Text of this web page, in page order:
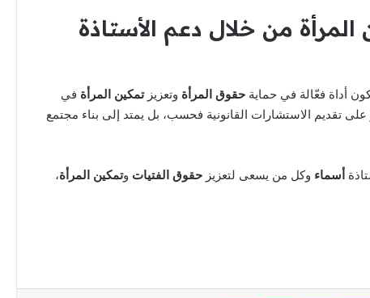
من خلال دعم الأستاذة
أداة فعّالة في حماية حقوق المرأة وتعزيزتمكين المرأة في
على تقديم الاستشارات القانونية فحسب، بل يمتد إلى بناء مجتمع
أسماء وكل من يسعى لتعزيز حقوق الفتيات وتمكين المرأة،